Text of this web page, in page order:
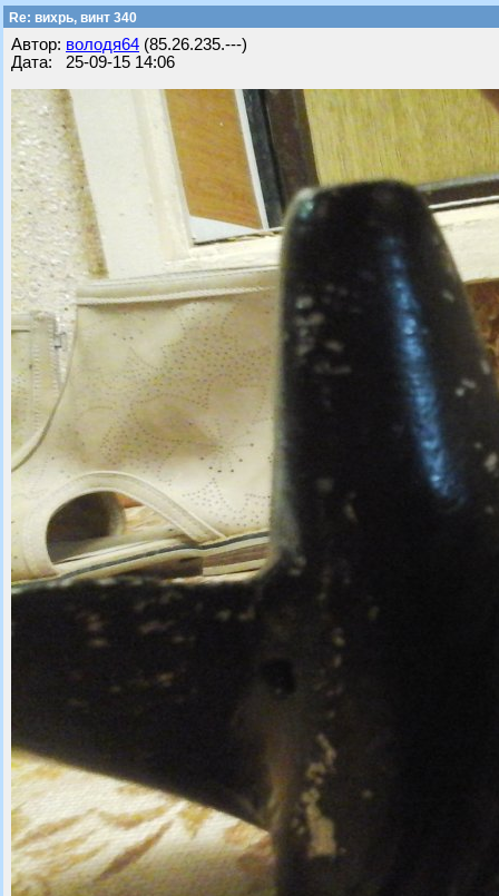
Re: вихрь, винт 340
Автор: володя64 (85.26.235.---)
Дата: 25-09-15 14:06